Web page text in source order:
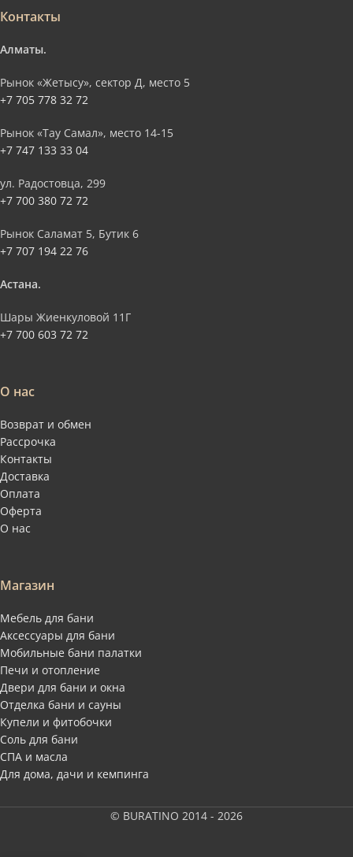
Контакты
Алматы.
Рынок «Жетысу», сектор Д, место 5
+7 705 778 32 72
Рынок «Тау Самал», место 14-15
+7 747 133 33 04
ул. Радостовца, 299
+7 700 380 72 72
Рынок Саламат 5, Бутик 6
+7 707 194 22 76
Астана.
Шары Жиенкуловой 11Г
+7 700 603 72 72
О нас
Возврат и обмен
Рассрочка
Контакты
Доставка
Оплата
Оферта
О нас
Магазин
Мебель для бани
Аксессуары для бани
Мобильные бани палатки
Печи и отопление
Двери для бани и окна
Отделка бани и сауны
Купели и фитобочки
Соль для бани
СПА и масла
Для дома, дачи и кемпинга
© BURATINO 2014 - 2026